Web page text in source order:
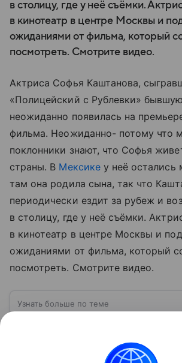
в столицу, где у неё съёмки.
в кинотеатр в центре Москвы и
ожиданиями от фильма, который
посмотреть. Смотрите видео.
Актриса Софья Каштанова,
«Полицейский с Рублевки»
неожиданно появилась на
фильма. Неожиданно- потому что
поклонники знают, что Софья
страны. В Мексикеу неё остались
там она родила сына, так что
периодически ездит за рубеж и
в столицу, где у неё съёмки.
в кинотеатр в центре Москвы и
ожиданиями от фильма, который
посмотреть. Смотрите видео.
Узнать больше по теме
Это одна из крупнейших стран
непростой политической повесткой.